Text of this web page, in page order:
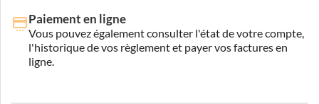
Paiement en ligne
Vous pouvez également consulter l'état de votre compte,
l'historique de vos règlement et payer vos factures en
ligne.